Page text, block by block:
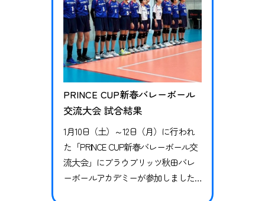
PRINCE CUP新春バレーボール
交流大会 試合結果
1月10日（土）～12日（月）に行われ
た「PRINCE CUP新春バレーボール交
流大会」にブラウブリッツ秋田バレ
ーボールアカデミーが参加しました